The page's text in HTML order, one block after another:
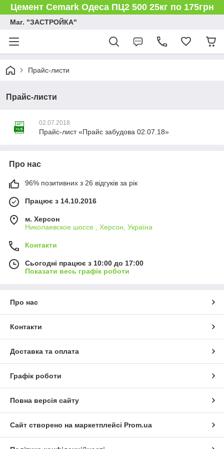
Цемент Cemark Одеса ПЦ2 500 25кг по 175грн
Маг. "ЗАСТРОЙКА"
Прайс-листи
Прайс-листи
02.07.2018
Прайс-лист «Прайс забудова 02.07.18»
Про нас
96% позитивних з 26 відгуків за рік
Працює з 14.10.2016
м. Херсон
Николаевское шоссе , Херсон, Україна
Контакти
Сьогодні працює з 10:00 до 17:00
Показати весь графік роботи
Про нас
Контакти
Доставка та оплата
Графік роботи
Повна версія сайту
Сайт створено на маркетплейсі Prom.ua